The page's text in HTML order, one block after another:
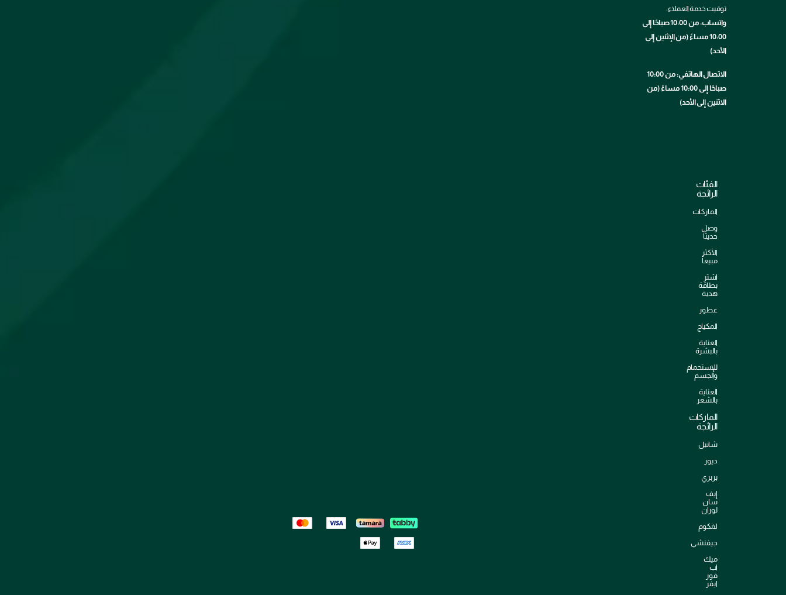
توقيت خدمة العملاء:
واتساب: من 10:00 صباحًا إلى
10:00 مساءً (من الإثنين إلى
الأحد)
الاتصال الهاتفي: من 10:00
صباحًا إلى 10:00 مساءً (من
الاثنين إلى الأحد)
الفئات
الرائجة
الماركات
وصل
حديثاً
الأكثر
مبيعاً
اشترِ
بطاقة
هدية
عطور
المكياج
العناية
بالبشرة
للإستحمام
والجسم
العناية
بالشعر
الماركات
الرائجة
شانيل
ديور
بربري
إيف
سان
لوران
لانكوم
جيفنشي
ميك
اب
فور
ايفر